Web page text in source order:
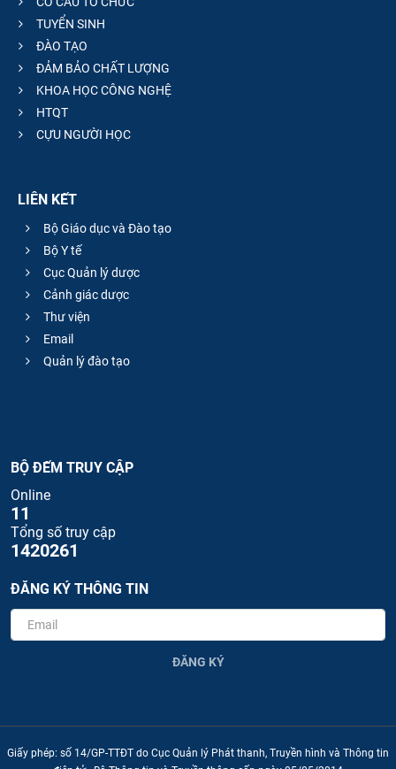
TUYỂN SINH
ĐÀO TẠO
ĐẢM BẢO CHẤT LƯỢNG
KHOA HỌC CÔNG NGHỆ
HTQT
CỰU NGƯỜI HỌC
LIÊN KẾT
Bộ Giáo dục và Đào tạo
Bộ Y tế
Cục Quản lý dược
Cảnh giác dược
Thư viện
Email
Quản lý đào tạo
BỘ ĐẾM TRUY CẬP
Online
11
Tổng số truy cập
1420261
ĐĂNG KÝ THÔNG TIN
ĐĂNG KÝ
Giấy phép: số 14/GP-TTĐT do Cục Quản lý Phát thanh, Truyền hình và Thông tin